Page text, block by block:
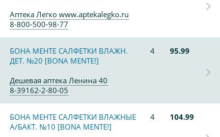
Аптека Легко www.aptekalegko.ru
8-800-500-98-77
БОНА МЕНТЕ САЛФЕТКИ ВЛАЖН.
ДЕТ. №20 [BONA MENTE!]
4 95.99
Дешевая аптека Ленина 40
8-39162-2-80-05
БОНА МЕНТЕ САЛФЕТКИ ВЛАЖНЫЕ
А/БАКТ. №10 [BONA MENTE!]
4 104.99